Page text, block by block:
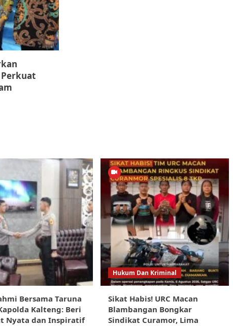
Bersama Taruna
Kalteng: Beri
Nyata dan Inspiratif
Hukum Dan Kriminal
Sikat Habis! URC Macan
Blambangan Bongkar
Sindikat Curamor, Lima